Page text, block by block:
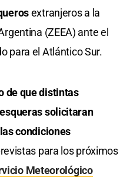
extranjeros a la
(ZEEA) ante el
para el Atlántico Sur.
de que distintas
solicitaran
condiciones
para los próximos
Meteorológico